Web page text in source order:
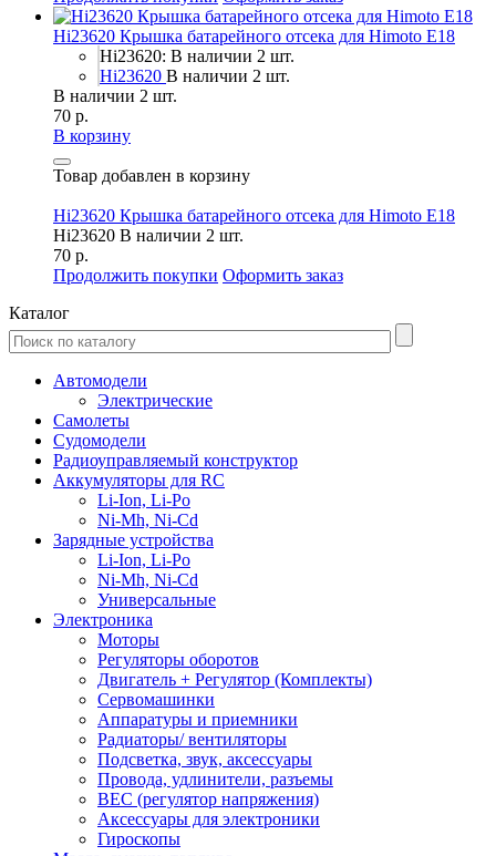
Hi23620 Крышка батарейного отсека для Himoto E18
Hi23620: В наличии 2 шт.
Hi23620 В наличии 2 шт.
В наличии 2 шт.
70 р.
В корзину
Товар добавлен в корзину
Hi23620 Крышка батарейного отсека для Himoto E18
Hi23620 В наличии 2 шт.
70 р.
Продолжить покупки Оформить заказ
Каталог
Автомодели
Электрические
Самолеты
Судомодели
Радиоуправляемый конструктор
Аккумуляторы для RC
Li-Ion, Li-Po
Ni-Mh, Ni-Cd
Зарядные устройства
Li-Ion, Li-Po
Ni-Mh, Ni-Cd
Универсальные
Электроника
Моторы
Регуляторы оборотов
Двигатель + Регулятор (Комплекты)
Сервомашинки
Аппаратуры и приемники
Радиаторы/ вентиляторы
Подсветка, звук, аксессуары
Провода, удлинители, разъемы
BEC (регулятор напряжения)
Аксессуары для электроники
Гироскопы